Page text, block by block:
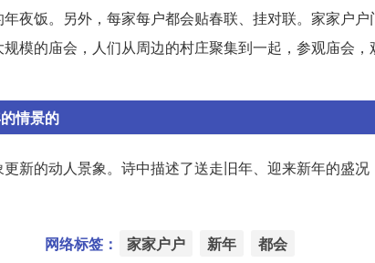
夜饭。另外，每家每户都会贴春联、挂对联。家家户
模的庙会，人们从周边的村庄聚集到一起，参观庙会
情景的
新的动人景象。诗中描述了送走旧年、迎来新年的盛
网络标签： 家家户户 新年 都会